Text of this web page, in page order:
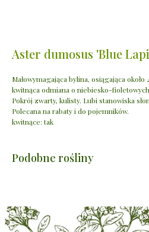
Aster dumosus 'Blue
Małowymagająca bylina, osiągająca
kwitnąca odmiana o niebiesko-
Pokrój zwarty, kulisty. Lubi stanowiska
Polecana na rabaty i do pojemników.
kwitnące: tak
Podobne rośliny